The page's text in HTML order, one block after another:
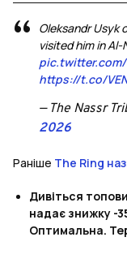
Oleksandr Usyk
visited him in
pic.twitter.com/
https://t.co/
— The Nassr
2026
Раніше The Ring
Дивіться
надає знижку -
Оптимальна.